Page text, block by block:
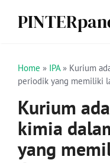
Home » IPA» Kuri­um
periodik yang memiliki
Kuri­um
kimia
yang